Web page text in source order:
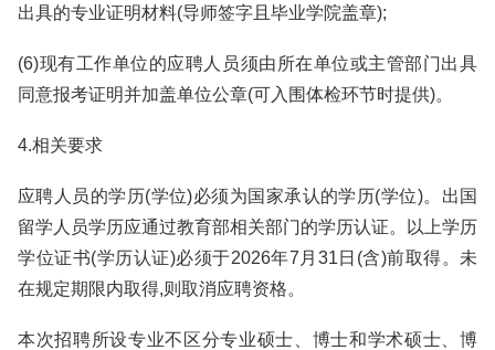
出具的专业证明材料(导师签字且毕业学院盖章);
(6)现有工作单位的应聘人员须由所在单位或主管部门出具
同意报考证明并加盖单位公章(可入围体检环节时提供)。
4.相关要求
应聘人员的学历(学位)必须为国家承认的学历(学位)。出国
留学人员学历应通过教育部相关部门的学历认证。以上学历
学位证书(学历认证)必须于2026年7月31日(含)前取得。未
在规定期限内取得,则取消应聘资格。
本次招聘所设专业不区分专业硕士、博士和学术硕士、博